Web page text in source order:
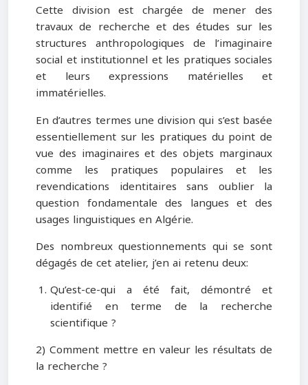
Cette division est chargée de mener des
travaux de recherche et des études sur les
structures anthropologiques de l’imaginaire
social et institutionnel et les pratiques sociales
et leurs expressions matérielles et
immatérielles.
En d’autres termes une division qui s’est basée
essentiellement sur les pratiques du point de
vue des imaginaires et des objets marginaux
comme les pratiques populaires et les
revendications identitaires sans oublier la
question fondamentale des langues et des
usages linguistiques en Algérie.
Des nombreux questionnements qui se sont
dégagés de cet atelier, j’en ai retenu deux:
Qu’est-ce-qui a été fait, démontré et
identifié en terme de la recherche
scientifique ?
2) Comment mettre en valeur les résultats de
la recherche ?